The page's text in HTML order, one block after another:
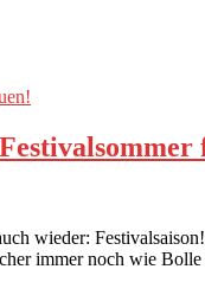
wieder:
immer noch wie